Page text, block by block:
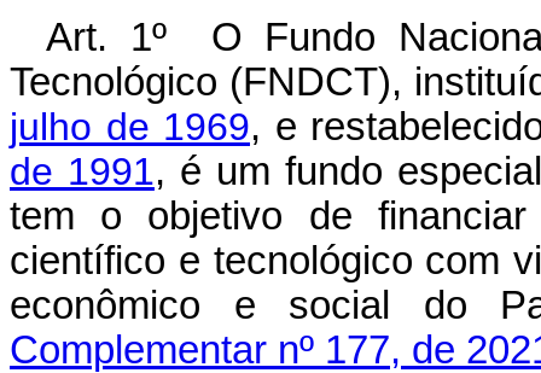
Art. 1º O Fundo
Tecnológico (FNDCT),
julho de 1969, e
de 1991, é um fundo
tem o objetivo de
científico e tecnológico com
econômico e social
Complementar nº 177, de